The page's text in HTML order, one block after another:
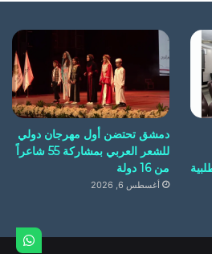
دمشق تحتضن أول مهرجان دولي
للشعر العربي بمشاركة 55 شاعراً
من 16 دولة
أغسطس 6, 2026